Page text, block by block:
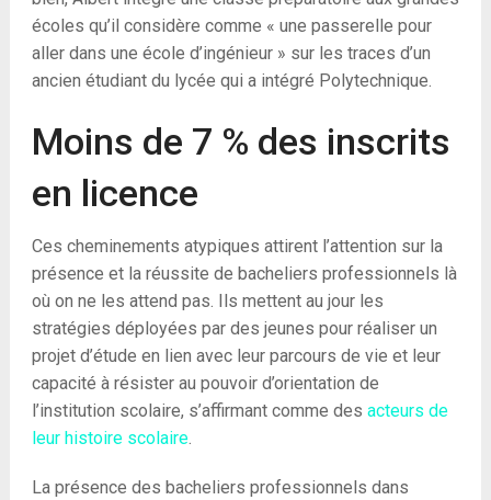
écoles qu’il considère comme « une passerelle pour
aller dans une école d’ingénieur » sur les traces d’un
ancien étudiant du lycée qui a intégré Polytechnique.
Moins de 7 % des inscrits
en licence
Ces cheminements atypiques attirent l’attention sur la
présence et la réussite de bacheliers professionnels là
où on ne les attend pas. Ils mettent au jour les
stratégies déployées par des jeunes pour réaliser un
projet d’étude en lien avec leur parcours de vie et leur
capacité à résister au pouvoir d’orientation de
l’institution scolaire, s’affirmant comme des acteurs de
leur histoire scolaire.
La présence des bacheliers professionnels dans